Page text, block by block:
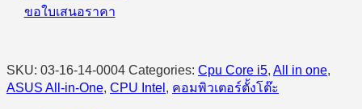
ขอใบเสนอราคา
SKU: 03-16-14-0004 Categories: Cpu Core i5, All in one,
ASUS All-in-One, CPU Intel , คอมพิวเตอร์ตั้งโต๊ะ